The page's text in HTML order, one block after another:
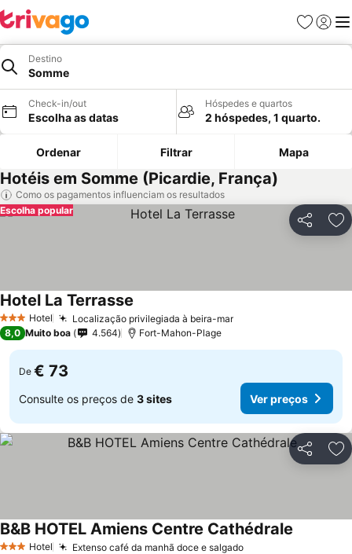
Favoritos
Iniciar
Destino
Somme
Check-in/out
Escolha as datas
Hóspedes e quartos
2 hóspedes, 1 quarto.
Ordenar Filtrar Mapa
Hotéis em Somme (Picardie, França)
Como os pagamentos influenciam os resultados
Partilhar
Escolha popular
3 EstrelasHotel Localização privilegiada à beira-mar
Hotel La Terrasse
8,0 Muito boa 4.564 Fort-Mahon-Plage
De € 73
Consulte os preços de 3 sites Ver preços
Partilhar
3 EstrelasHotel Extenso café da manhã doce e salgado
B&B HOTEL Amiens Centre Cathédrale